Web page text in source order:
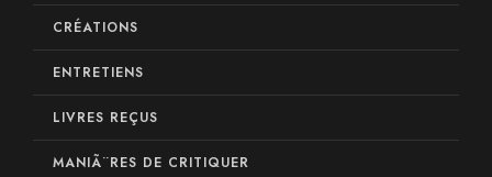
CRÉATIONS
ENTRETIENS
LIVRES REÇUS
MANIÃ¨RES DE CRITIQUER